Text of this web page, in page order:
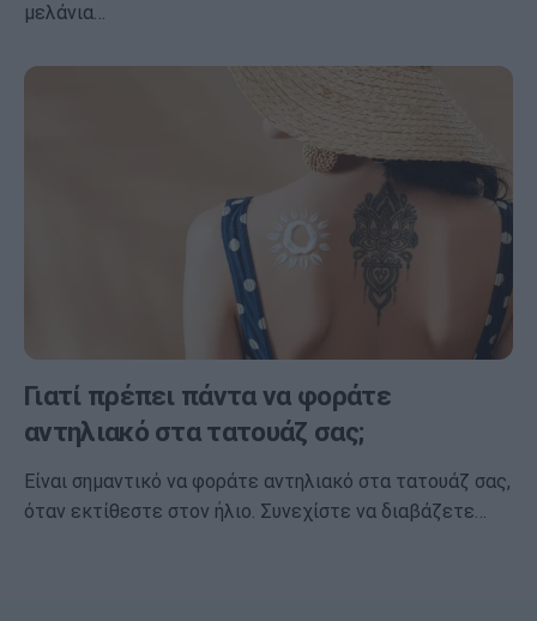
μελάνια…
Γιατί πρέπει πάντα να φοράτε
αντηλιακό στα τατουάζ σας;
Είναι σημαντικό να φοράτε αντηλιακό στα τατουάζ σας,
όταν εκτίθεστε στον ήλιο. Συνεχίστε να διαβάζετε…